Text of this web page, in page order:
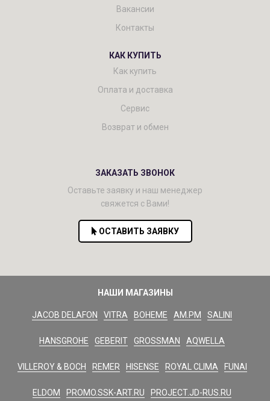
Вакансии
Контакты
КАК КУПИТЬ
Как купить
Оплата и доставка
Сервис
Возврат и обмен
ЗАКАЗАТЬ ЗВОНОК
Оставьте заявку и наш менеджер
свяжется с Вами!
ОСТАВИТЬ ЗАЯВКУ
НАШИ МАГАЗИНЫ
JACOB DELAFON VITRA BOHEME AM.PM SALINI
HANSGROHE GEBERIT GROSSMAN AQWELLA
VILLEROY & BOCH REMER HISENSE ROYAL CLIMA FUNAI
ELDOM PROMO.SSK-ART.RU PROJECT.JD-RUS.RU